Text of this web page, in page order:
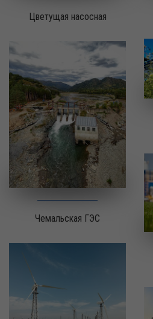
Цветущая насосная
Чемальская ГЭС